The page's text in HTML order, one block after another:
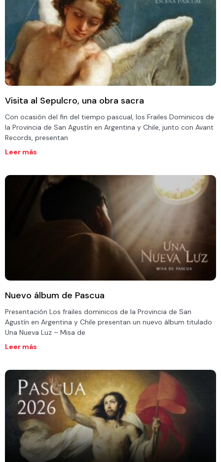
Visita al Sepulcro, una obra sacra
Con ocasión del fin del tiempo pascual, los Frailes Dominicos de
la Provincia de San Agustín en Argentina y Chile, junto con Avant
Records, presentan
Leer más
Nuevo álbum de Pascua
Presentación Los frailes dominicos de la Provincia de San
Agustín en Argentina y Chile presentan un nuevo álbum titulado
Una Nueva Luz – Misa de
Leer más